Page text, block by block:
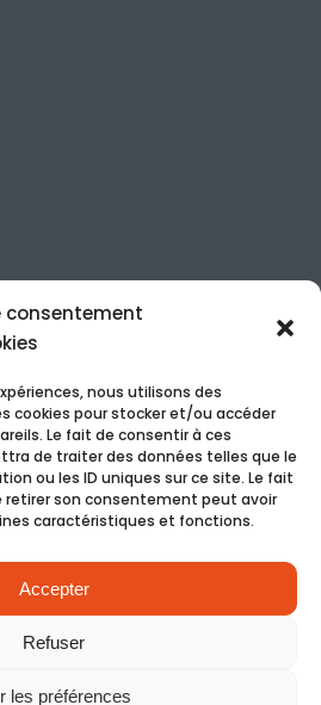
consentement
nous utilisons des
cookies pour stocker et/ou accéder
Le fait de consentir à ces
de traiter des données telles que le
ou les ID uniques sur ce site. Le fait
retirer son consentement peut avoir
caractéristiques et fonctions.
Accepter
Refuser
les préférences
droits réservés –